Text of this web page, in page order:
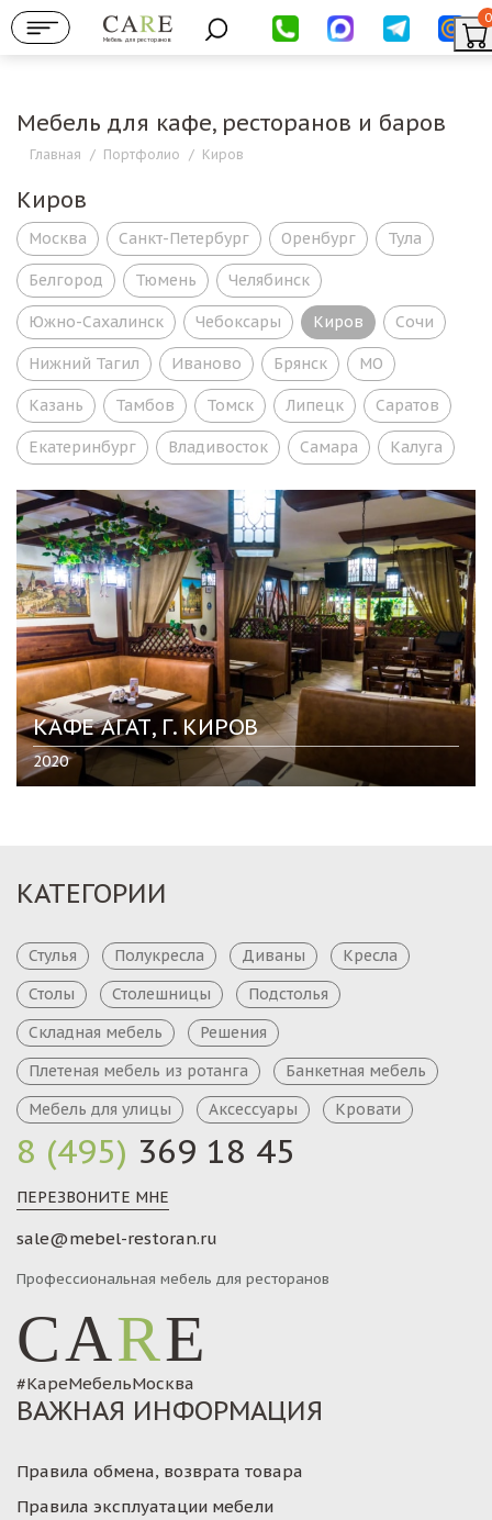
Мебель для ресторанов
0
Мебель для кафе, ресторанов и баров
Главная / Портфолио / Киров
Киров
Москва Санкт-Петербург Оренбург Тула
Белгород Тюмень Челябинск
Южно-Сахалинск Чебоксары Киров Сочи
Нижний Тагил Иваново Брянск МО
Казань Тамбов Томск Липецк Саратов
Екатеринбург Владивосток Самара Калуга
КАФЕ АГАТ, Г. КИРОВ
2020
8 (495) 369 18 45
ПЕРЕЗВОНИТЕ МНЕ
sale@mebel-restoran.ru
Профессиональная мебель для ресторанов
CARE
#КареМебельМосква
КАТЕГОРИИ
Стулья Полукресла Диваны
Кресла
Столы
Столешницы
Подстолья
Складная мебель
Решения
Плетеная мебель из ротанга
Банкетная мебель
Мебель для улицы
Аксессуары Кровати
ВАЖНАЯ ИНФОРМАЦИЯ
Правила обмена, возврата товара
Правила эксплуатации мебели